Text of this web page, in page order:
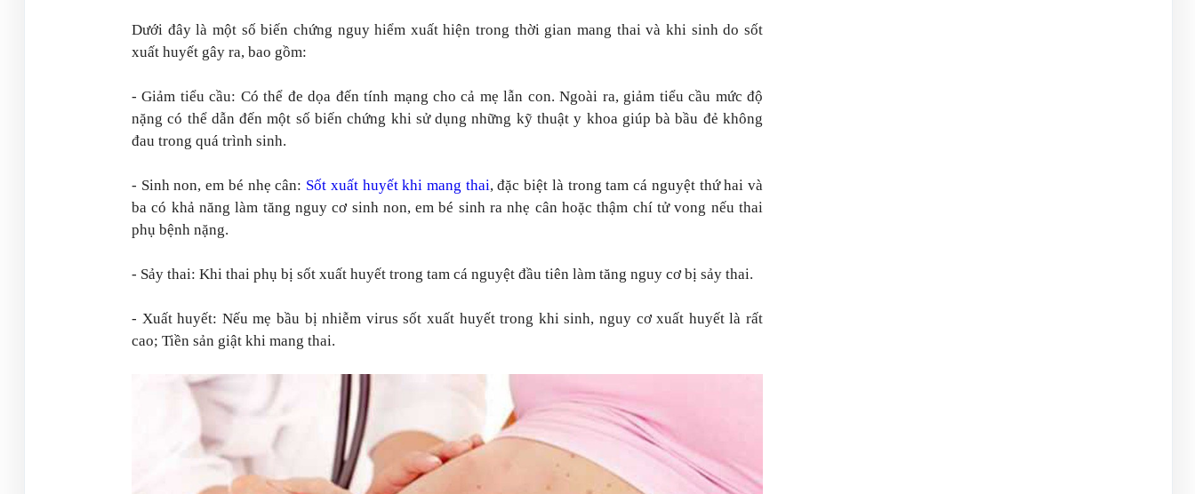
Dưới đây là một số biến chứng nguy hiểm xuất hiện trong thời gian mang thai và khi sinh do sốt
xuất huyết gây ra, bao gồm:
- Giảm tiểu cầu: Có thể đe dọa đến tính mạng cho cả mẹ lẫn con. Ngoài ra, giảm tiểu cầu mức độ
nặng có thể dẫn đến một số biến chứng khi sử dụng những kỹ thuật y khoa giúp bà bầu đẻ không
đau trong quá trình sinh.
- Sinh non, em bé nhẹ cân: Sốt xuất huyết khi mang thai, đặc biệt là trong tam cá nguyệt thứ hai và
ba có khả năng làm tăng nguy cơ sinh non, em bé sinh ra nhẹ cân hoặc thậm chí tử vong nếu thai
phụ bệnh nặng.
- Sảy thai: Khi thai phụ bị sốt xuất huyết trong tam cá nguyệt đầu tiên làm tăng nguy cơ bị sảy thai.
- Xuất huyết: Nếu mẹ bầu bị nhiễm virus sốt xuất huyết trong khi sinh, nguy cơ xuất huyết là rất
cao; Tiền sản giật khi mang thai.